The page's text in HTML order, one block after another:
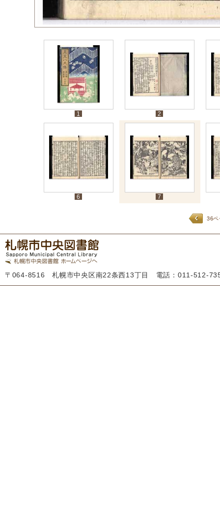
1 2
6 7
36ペ
〒064-8516 札幌市中央区南22条西13丁目 電話：011-512-